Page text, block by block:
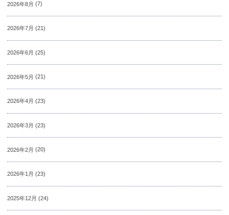
2026年8月 (7)
2026年7月 (21)
2026年6月 (25)
2026年5月 (21)
2026年4月 (23)
2026年3月 (23)
2026年2月 (20)
2026年1月 (23)
2025年12月 (24)